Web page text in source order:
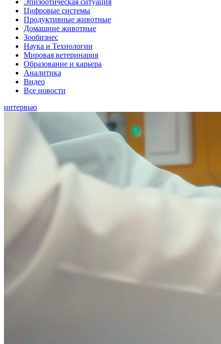
Цифровые системы
Продуктивные животные
Домашние животные
Зообизнес
Наука и Технологии
Мировая ветеринария
Образование и карьера
Аналитика
Видео
Все новости
интервью